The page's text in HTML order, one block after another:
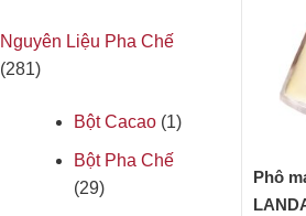
Nguyên Liệu Pha Chế
(281)
Bột Cacao (1)
Bột Pha Chế
(29)
Phô